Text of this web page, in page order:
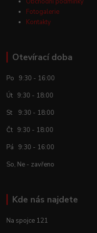
Fotogalerie
Kontakty
Otevírací doba
Po 9:30 - 16:00
Út 9:30 - 18:00
St 9:30 - 18:00
Čt 9:30 - 18:00
Pá 9:30 - 16:00
So, Ne - zavřeno
Kde nás najdete
Na spojce 121